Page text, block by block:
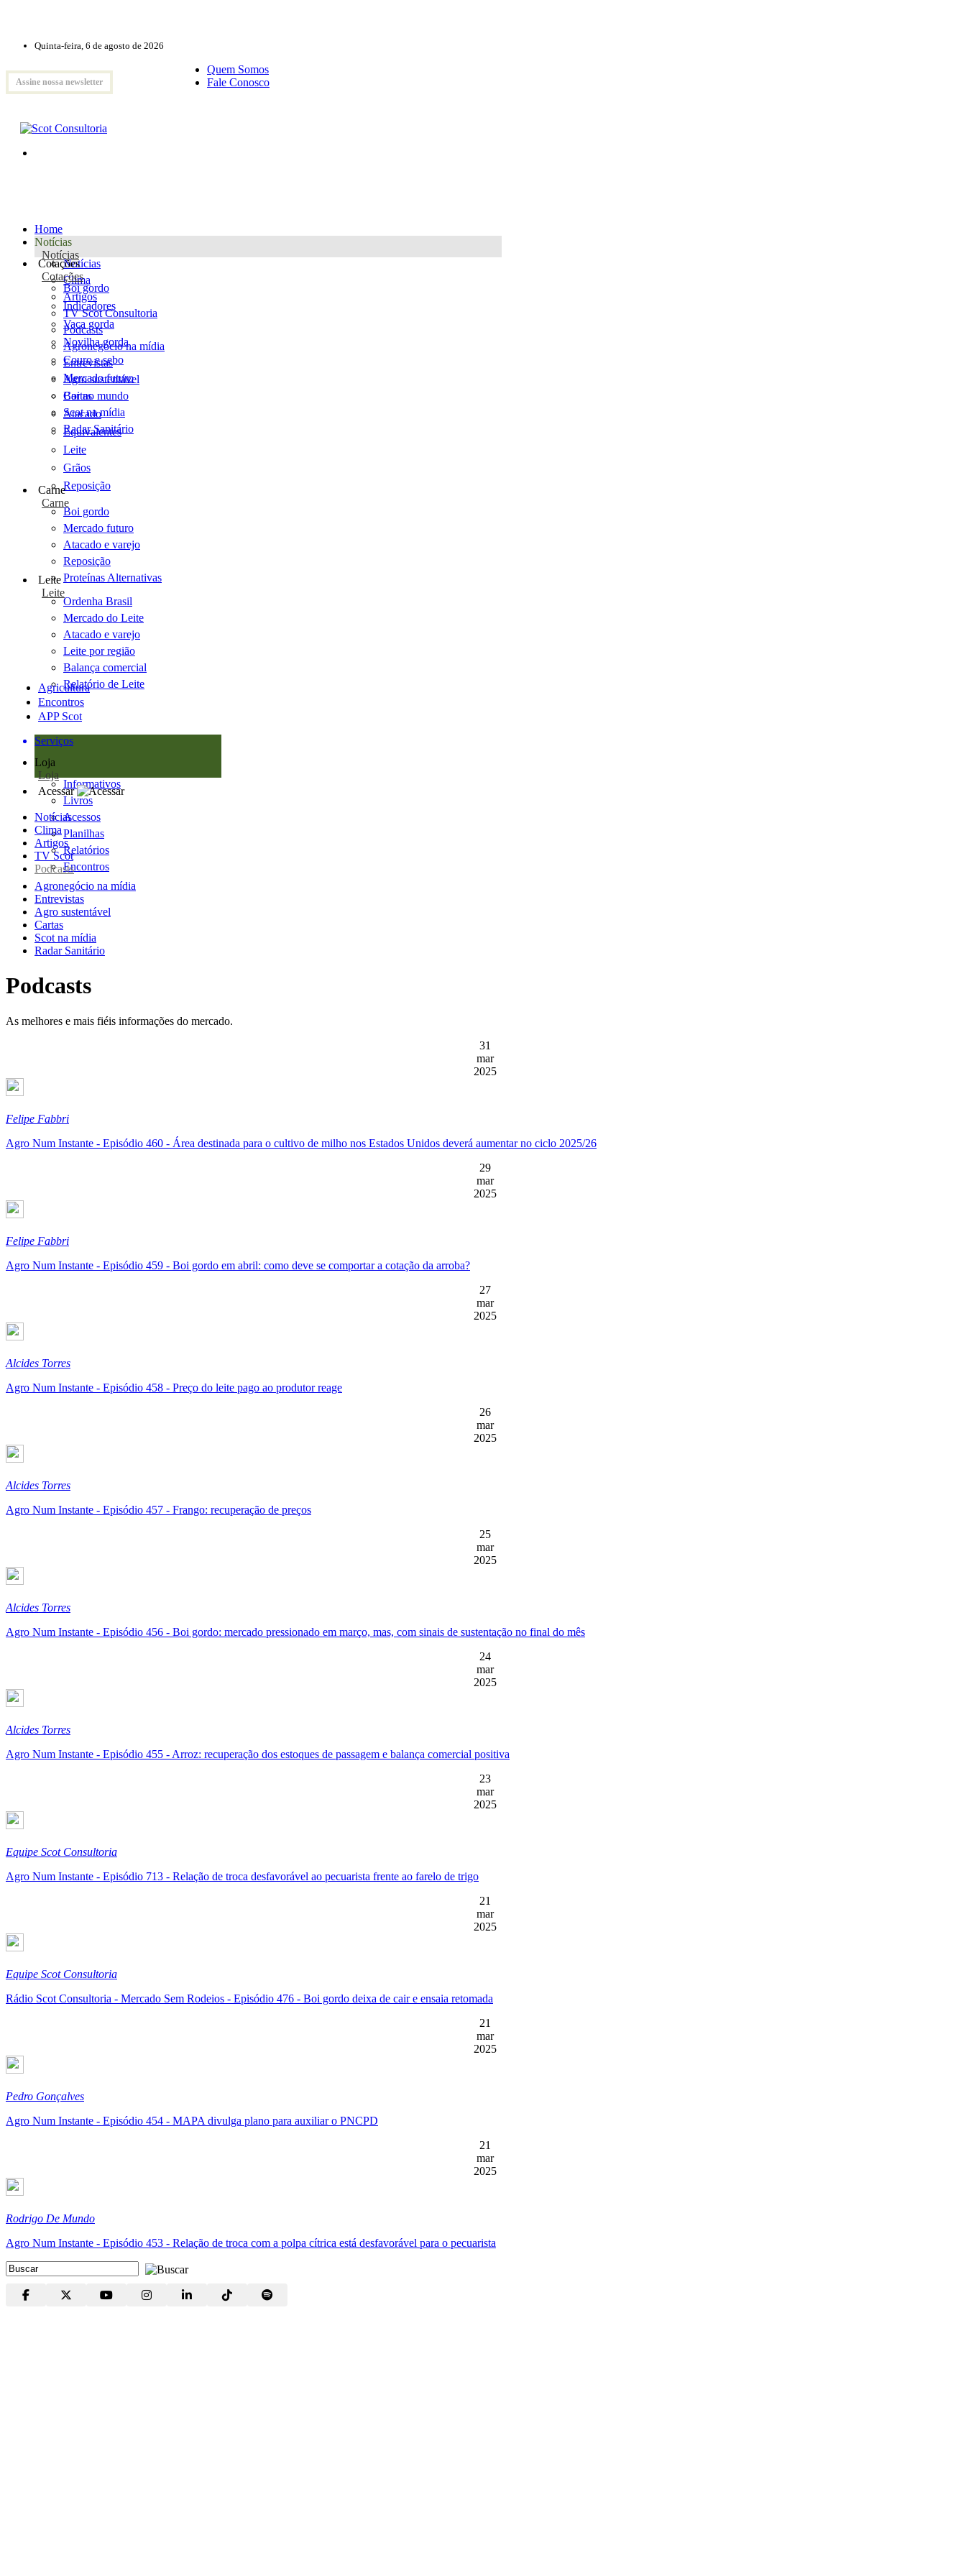
Quinta-feira, 6 de agosto de 2026
Assine nossa newsletter
Quem Somos
Fale Conosco
Home
Notícias
Notícias
Notícias
Clima
Artigos
TV Scot Consultoria
Podcasts
Agronegócio na mídia
Entrevistas
Agro sustentável
Cartas
Scot na mídia
Radar Sanitário
Cotações
Cotações
Boi gordo
Indicadores
Vaca gorda
Novilha gorda
Couro e sebo
Mercado futuro
Boi no mundo
Atacado
Equivalentes
Leite
Grãos
Reposição
Carne
Carne
Boi gordo
Mercado futuro
Atacado e varejo
Reposição
Proteínas Alternativas
Leite
Leite
Ordenha Brasil
Mercado do Leite
Atacado e varejo
Leite por região
Balança comercial
Relatório de Leite
Agricultura
Encontros
APP Scot
Serviços
Loja
Loja
Informativos
Livros
Acessos
Planilhas
Relatórios
Encontros
Acessar
Notícias
Clima
Artigos
TV Scot
Podcasts
Agronegócio na mídia
Entrevistas
Agro sustentável
Cartas
Scot na mídia
Radar Sanitário
Podcasts
As melhores e mais fiéis informações do mercado.
31
mar
2025
Felipe Fabbri
Agro Num Instante - Episódio 460 - Área destinada para o cultivo de milho nos Estados Unidos deverá aumentar no ciclo 2025/26
29
mar
2025
Felipe Fabbri
Agro Num Instante - Episódio 459 - Boi gordo em abril: como deve se comportar a cotação da arroba?
27
mar
2025
Alcides Torres
Agro Num Instante - Episódio 458 - Preço do leite pago ao produtor reage
26
mar
2025
Alcides Torres
Agro Num Instante - Episódio 457 - Frango: recuperação de preços
25
mar
2025
Alcides Torres
Agro Num Instante - Episódio 456 - Boi gordo: mercado pressionado em março, mas, com sinais de sustentação no final do mês
24
mar
2025
Alcides Torres
Agro Num Instante - Episódio 455 - Arroz: recuperação dos estoques de passagem e balança comercial positiva
23
mar
2025
Equipe Scot Consultoria
Agro Num Instante - Episódio 713 - Relação de troca desfavorável ao pecuarista frente ao farelo de trigo
21
mar
2025
Equipe Scot Consultoria
Rádio Scot Consultoria - Mercado Sem Rodeios - Episódio 476 - Boi gordo deixa de cair e ensaia retomada
21
mar
2025
Pedro Gonçalves
Agro Num Instante - Episódio 454 - MAPA divulga plano para auxiliar o PNCPD
21
mar
2025
Rodrigo De Mundo
Agro Num Instante - Episódio 453 - Relação de troca com a polpa cítrica está desfavorável para o pecuarista